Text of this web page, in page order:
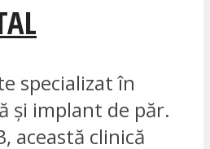
specializat în
și implant de păr.
această clinică